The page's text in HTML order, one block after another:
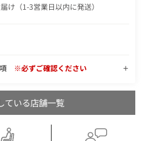
け（1-3営業日以内に発送）
※必ずご確認ください
ている店舗一覧